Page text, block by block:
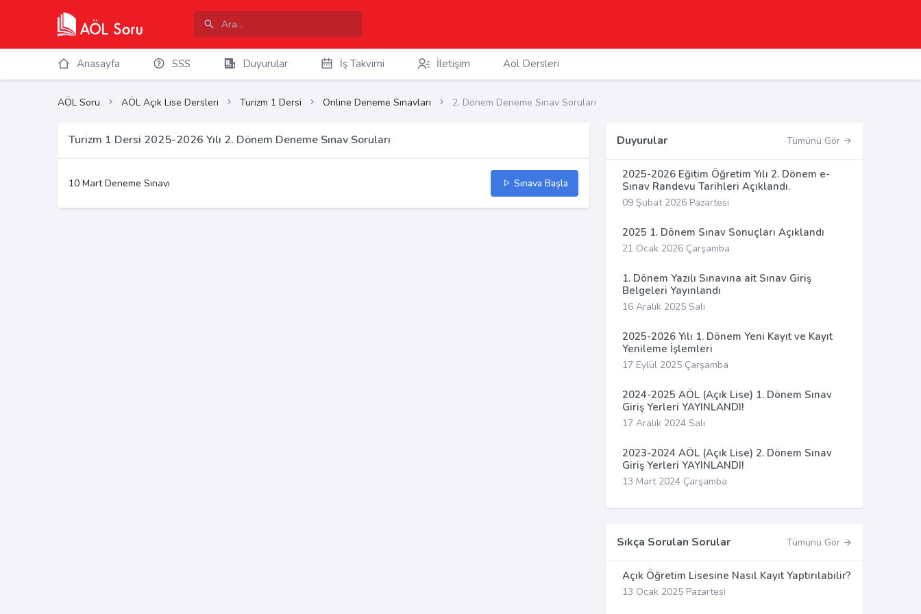
Anasayfa SSS Duyurular İş Takvimi İletişim Aöl Dersleri
AÖL Soru AÖL Açık Lise Dersleri Turizm 1 Dersi Online Deneme Sınavları 2. Dönem Deneme Sınav Soruları
Turizm 1 Dersi 2025-2026 Yılı 2. Dönem Deneme Sınav Soruları
10 Mart Deneme Sınavı Sınava Başla
Duyurular Tümünü Gör
2025-2026 Eğitim Öğretim Yılı 2. Dönem e-
Sınav Randevu Tarihleri Açıklandı.
09 Şubat 2026 Pazartesi
2025 1. Dönem Sınav Sonuçları Açıklandı
21 Ocak 2026 Çarşamba
1. Dönem Yazılı Sınavına ait Sınav Giriş
Belgeleri Yayınlandı
16 Aralık 2025 Salı
2025-2026 Yılı 1. Dönem Yeni Kayıt ve Kayıt
Yenileme İşlemleri
17 Eylül 2025 Çarşamba
2024-2025 AÖL (Açık Lise) 1. Dönem Sınav
Giriş Yerleri YAYINLANDI!
17 Aralık 2024 Salı
2023-2024 AÖL (Açık Lise) 2. Dönem Sınav
Giriş Yerleri YAYINLANDI!
13 Mart 2024 Çarşamba
Sıkça Sorulan Sorular Tümünü Gör
Açık Öğretim Lisesine Nasıl Kayıt Yaptırılabilir?
13 Ocak 2025 Pazartesi